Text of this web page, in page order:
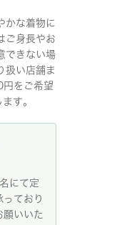
かな着物に
ご身長やお
できない場
扱い店舗ま
をご希望
す。
にて定
ており
願いいた